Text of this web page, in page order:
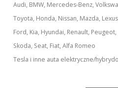
Audi, BMW, Mercedes-Benz,
Toyota, Honda, Nissan, Mazda, Lexus
Ford, Kia, Hyundai, Renault,
Skoda, Seat, Fiat, Alfa Romeo
Tesla i inne auta elektryczne/